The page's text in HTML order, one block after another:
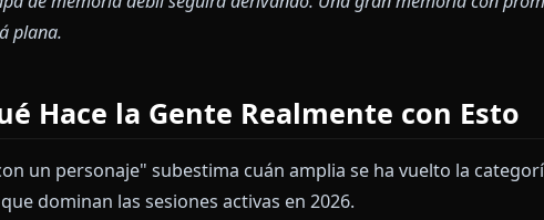
paso. Sin memoria, la IA olvida el nombre de tu
añaden cosas sobre el texto puro: generación de
vídeo, etiquetas de humor. No son cosméticas. Un